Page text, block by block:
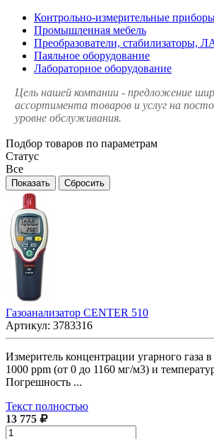
Контрольно-измерительные
Промышленная мебель
Преобразователи, стабилизаторы,
Паяльное оборудование
Лабораторное оборудование
Цель нашей компании - предложение
ассортимента товаров и услуг на
уровне обслуживания.
Подбор товаров по параметрам
Статус
Все
Газоанализатор CENTER 510
Артикул: 3783316
Измеритель концентрации угарного газа
1000 ppm (от 0 до 1160 мг/м3) и
Погрешность ...
Текст полностью
13 775